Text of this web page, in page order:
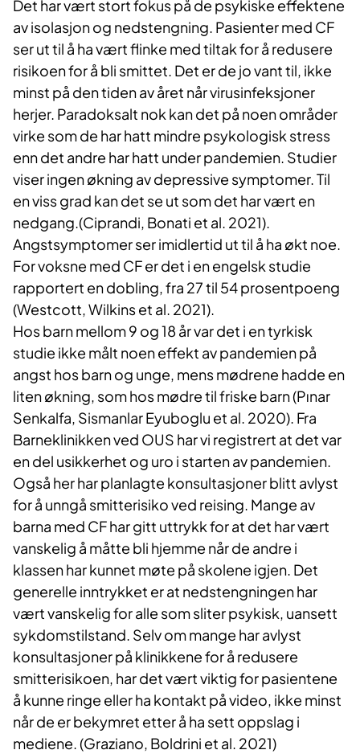
Det har vært stort fokus på de psykiske effektene
av isolasjon og nedstengning. Pasienter med CF
ser ut til å ha vært flinke med tiltak for å redusere
risikoen for å bli smittet. Det er de jo vant til, ikke
minst på den tiden av året når virusinfeksjoner
herjer. Paradoksalt nok kan det på noen områder
virke som de har hatt mindre psykologisk stress
enn det andre har hatt under pandemien. Studier
viser ingen økning av depressive symptomer. Til
en viss grad kan det se ut som det har vært en
nedgang.(Ciprandi, Bonati et al. 2021).
Angstsymptomer ser imidlertid ut til å ha økt noe.
For voksne med CF er det i en engelsk studie
rapportert en dobling, fra 27 til 54 prosentpoeng
(Westcott, Wilkins et al. 2021).
Hos barn mellom 9 og 18 år var det i en tyrkisk
studie ikke målt noen effekt av pandemien på
angst hos barn og unge, mens mødrene hadde en
liten økning, som hos mødre til friske barn (Pınar
Senkalfa, Sismanlar Eyuboglu et al. 2020). Fra
Barneklinikken ved OUS har vi registrert at det var
en del usikkerhet og uro i starten av pandemien.
Også her har planlagte konsultasjoner blitt avlyst
for å unngå smitterisiko ved reising. Mange av
barna med CF har gitt uttrykk for at det har vært
vanskelig å måtte bli hjemme når de andre i
klassen har kunnet møte på skolene igjen. Det
generelle inntrykket er at nedstengningen har
vært vanskelig for alle som sliter psykisk, uansett
sykdomstilstand. Selv om mange har avlyst
konsultasjoner på klinikkene for å redusere
smitterisikoen, har det vært viktig for pasientene
å kunne ringe eller ha kontakt på video, ikke minst
når de er bekymret etter å ha sett oppslag i
mediene. (Graziano, Boldrini et al. 2021)